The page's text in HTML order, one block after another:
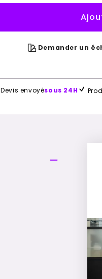
Demander un
Devis envoyésous 24H